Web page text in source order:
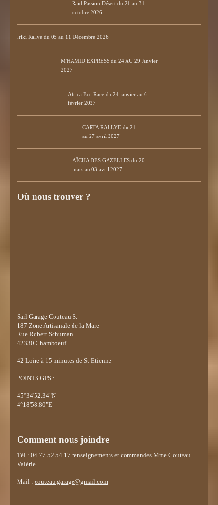
Raid Passion Désert du 21 au 31
octobre 2026
Iriki Rallye du 05 au 11 Décembre 2026
M'HAMID EXPRESS du 24 AU 29 Janvier
2027
Africa Eco Race du 24 janvier au 6
février 2027
CARTA RALLYE du 21
au 27 avril 2027
AÏCHA DES GAZELLES du 20
mars au 03 avril 2027
Où nous trouver ?
Sarl Garage Couteau S.
187 Zone Artisanale de la Mare
Rue Robert Schuman
42330 Chamboeuf
42 Loire à 15 minutes de St-Etienne
POINTS GPS :
45°34'52.34"N
4°18'58.80"E
Comment nous joindre
Tél : 04 77 52 54 17 renseignements et commandes Mme Couteau
Valérie
Mail : couteau.garage@gmail.com